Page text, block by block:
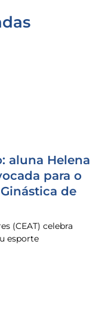
aluna Helena
para o
de
(CEAT) celebra
esporte